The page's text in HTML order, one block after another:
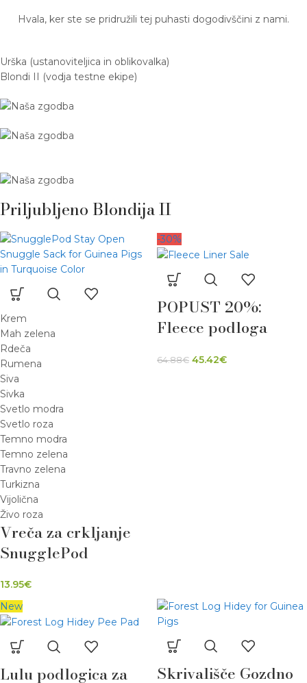
Hvala, ker ste se pridružili tej puhasti dogodivščini z nami.
Urška (ustanoviteljica in oblikovalka)
Blondi II (vodja testne ekipe)
Priljubljeno Blondija II
Krem
Mah zelena
Rdeča
Rumena
Siva
Sivka
Svetlo modra
Svetlo roza
Temno modra
Temno zelena
Travno zelena
Turkizna
Vijolična
Živo roza
Vreča za crkljanje
SnugglePod
13.95€
-30%
POPUST 20%:
Fleece podloga
napako v tkanini
64.88€ 45.42€
New
Lulu podlogica za
Skrivališče Gozdno